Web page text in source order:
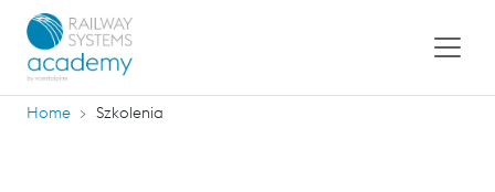
Home Szkolenia